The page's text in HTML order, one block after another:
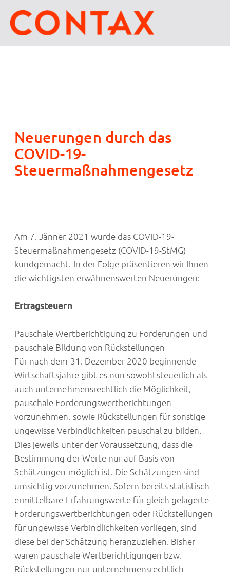
Neuerungen durch das
COVID-19-
Steuermaßnahmengesetz
Am 7. Jänner 2021 wurde das COVID-19-
Steuermaßnahmengesetz (COVID-19-StMG)
kundgemacht. In der Folge präsentieren wir Ihnen
die wichtigsten erwähnenswerten Neuerungen:
Ertragsteuern
Pauschale Wertberichtigung zu Forderungen und
pauschale Bildung von Rückstellungen
Für nach dem 31. Dezember 2020 beginnende
Wirtschaftsjahre gibt es nun sowohl steuerlich als
auch unternehmensrechtlich die Möglichkeit,
pauschale Forderungswertberichtungen
vorzunehmen, sowie Rückstellungen für sonstige
ungewisse Verbindlichkeiten pauschal zu bilden.
Dies jeweils unter der Voraussetzung, dass die
Bestimmung der Werte nur auf Basis von
Schätzungen möglich ist. Die Schätzungen sind
umsichtig vorzunehmen. Sofern bereits statistisch
ermittelbare Erfahrungswerte für gleich gelagerte
Forderungswertberichtungen oder Rückstellungen
für ungewisse Verbindlichkeiten vorliegen, sind
diese bei der Schätzung heranzuziehen. Bisher
waren pauschale Wertberichtigungen bzw.
Rückstellungen nur unternehmensrechtlich